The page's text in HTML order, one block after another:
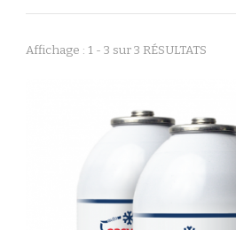
Affichage : 1 - 3 sur 3 RÉSULTATS